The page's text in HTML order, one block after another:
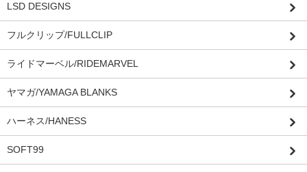
LSD DESIGNS
フルクリップ/FULLCLIP
ライドマーベル/RIDEMARVEL
ヤマガ/YAMAGA BLANKS
ハーネス/HANESS
SOFT99